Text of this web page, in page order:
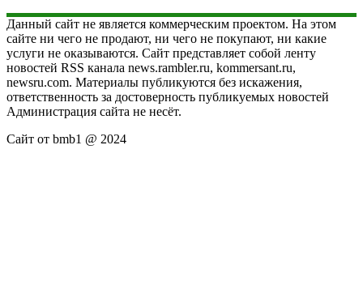
Данный сайт не является коммерческим проектом. На этом
сайте ни чего не продают, ни чего не покупают, ни какие
услуги не оказываются. Сайт представляет собой ленту
новостей RSS канала news.rambler.ru, kommersant.ru,
newsru.com. Материалы публикуются без искажения,
ответственность за достоверность публикуемых новостей
Администрация сайта не несёт.
Сайт от bmb1 @ 2024